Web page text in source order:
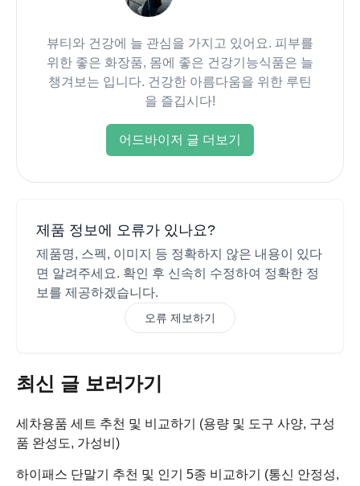
뷰티와 건강에 늘 관심을 가지고 있어요. 피부를
위한 좋은 화장품, 몸에 좋은 건강기능식품은 늘
챙겨보는 입니다. 건강한 아름다움을 위한 루틴
을 즐깁시다!
어드바이저 글 더보기
제품 정보에 오류가 있나요?
제품명, 스펙, 이미지 등 정확하지 않은 내용이 있다
면 알려주세요. 확인 후 신속히 수정하여 정확한 정
보를 제공하겠습니다.
오류 제보하기
최신 글 보러가기
세차용품 세트 추천 및 비교하기 (용량 및 도구 사양, 구성
품 완성도, 가성비)
하이패스 단말기 추천 및 인기 5종 비교하기 (통신 안정성,